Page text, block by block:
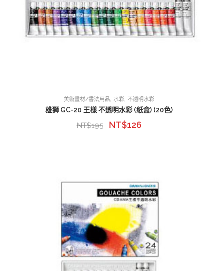
美術畫材/書法用品 水彩 不透明水彩
雄獅 GC-20 王樣 不透明水彩 (紙盒) (20色)
NT$195 NT$126